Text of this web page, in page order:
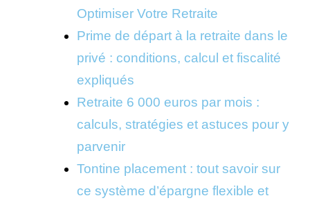
Optimiser Votre Retraite
Prime de départ à la retraite dans le
privé : conditions, calcul et fiscalité
expliqués
Retraite 6 000 euros par mois :
calculs, stratégies et astuces pour y
parvenir
Tontine placement : tout savoir sur
ce système d’épargne flexible et